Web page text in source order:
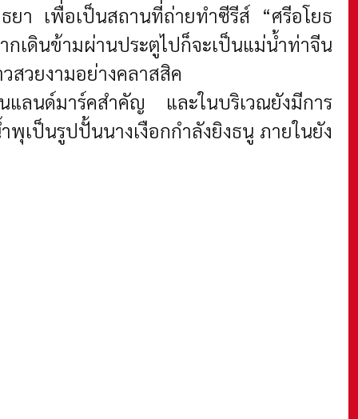
ยา เพื่อเป็นสถานที่ถ่ายทำซีรีส์ “ศรีอโยธ
เดินข้ามผ่านประตูไปก็จะเป็นแม่น้ำท่าจีน
วยงามอย่างคลาสสิค
นแลนด์มาร์คสำคัญ และในบริเวณยังมีการ
เป็นรูปปั้นนางเงือกกำลังยิงธนู ภายในยัง